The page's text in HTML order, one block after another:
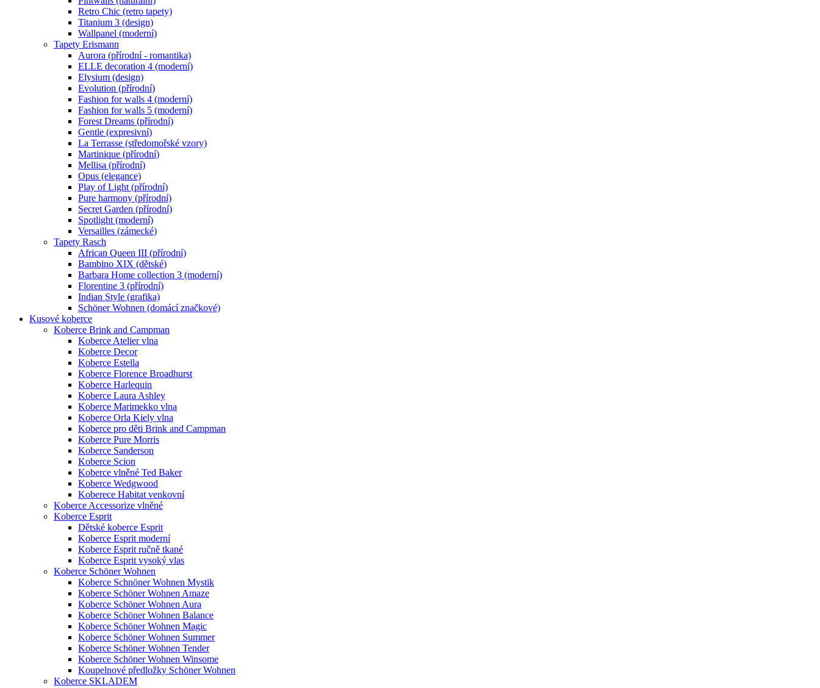
Retro Chic (retro tapety)
Titanium 3 (design)
Wallpanel (moderní)
Tapety Erismann
Aurora (přírodní - romantika)
ELLE decoration 4 (moderní)
Elysium (design)
Evolution (přírodní)
Fashion for walls 4 (moderní)
Fashion for walls 5 (moderní)
Forest Dreams (přírodní)
Gentle (expresivní)
La Terrasse (středomořské vzory)
Martinique (přírodní)
Mellisa (přírodní)
Opus (elegance)
Play of Light (přírodní)
Pure harmony (přírodní)
Secret Garden (přírodní)
Spotlight (moderní)
Versailles (zámecké)
Tapety Rasch
African Queen III (přírodní)
Bambino XIX (dětské)
Barbara Home collection 3 (moderní)
Florentine 3 (přírodní)
Indian Style (grafika)
Schöner Wohnen (domácí značkové)
Kusové koberce
Koberce Brink and Campman
Koberce Atelier vlna
Koberce Decor
Koberce Estella
Koberce Florence Broadhurst
Koberce Harlequin
Koberce Laura Ashley
Koberce Marimekko vlna
Koberce Orla Kiely vlna
Koberce pro děti Brink and Campman
Koberce Pure Morris
Koberce Sanderson
Koberce Scion
Koberce vlněné Ted Baker
Koberce Wedgwood
Koberece Habitat venkovní
Koberce Accessorize vlněné
Koberce Esprit
Dětské koberce Esprit
Koberce Esprit moderní
Koberce Esprit ručně tkané
Koberce Esprit vysoký vlas
Koberce Schöner Wohnen
Koberce Schnöner Wohnen Mystik
Koberce Schöner Wohnen Amaze
Koberce Schöner Wohnen Aura
Koberce Schöner Wohnen Balance
Koberce Schöner Wohnen Magic
Koberce Schöner Wohnen Summer
Koberce Schöner Wohnen Tender
Koberce Schöner Wohnen Winsome
Koupelnové předložky Schöner Wohnen
Koberce SKLADEM